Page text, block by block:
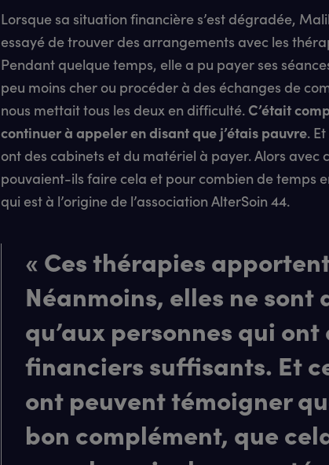
Lorsque sa situation financière s’est dégradée,
essayé de trouver des arrangements avec les
Pendant quelque temps, elle a pu payer ses
peu moins cher ou procéder à des échanges de
nous mettait tous les deux en difficulté. C’était
continuer à appeler en disant que j’étais pauvre.
ont des cabinets et du matériel à payer. Alors avec
pouvaient-ils faire cela et pour combien de temps
qui est à l’origine de l’association AlterSoin 44.
« Ces thérapies
Néanmoins, elles ne sont
qu’aux personnes qui ont
financiers suffisants. Et
ont peuvent témoigner
bon complément, que